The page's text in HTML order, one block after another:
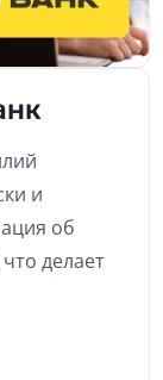
и
об
делает